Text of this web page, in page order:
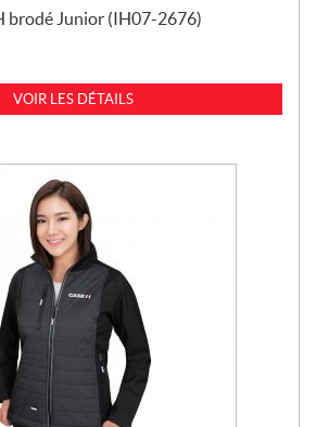
brodé Junior (IH07-2676)
VOIR LES DÉTAILS